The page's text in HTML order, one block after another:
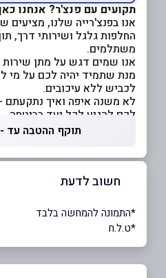
תקועים עם פנצ'ר? אנחנו
אנו בפנצ'רייה שלנו, מציעים
החלפות גלגל ושירותי דרך,
משתלמים.
אנו שמים דגש על מתן שירות
מנת שתמיד יהיה לכם על מי
לכביש ללא עיכובים.
לא משנה איפה ואיך נתקעתם
לכם להגיע לכל יעד בביטחה.
תוקף ההטבה עד - 06.09.2026
חשוב לדעת
*התמונה להמחשה בלבד
*ט.ל.ח